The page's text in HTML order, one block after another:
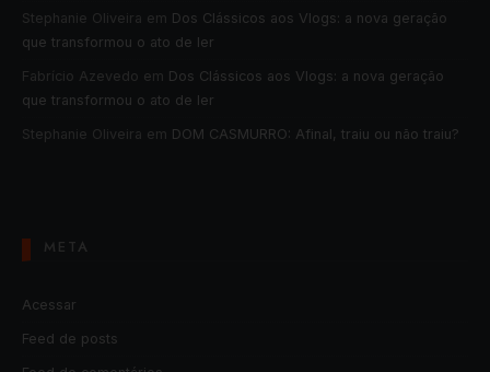
Stephanie Oliveira em Dos Clássicos aos Vlogs: a nova geração
que transformou o ato de ler
Fabrício Azevedo em Dos Clássicos aos Vlogs: a nova geração
que transformou o ato de ler
Stephanie Oliveira em DOM CASMURRO: Afinal, traiu ou não traiu?
META
Acessar
Feed de posts